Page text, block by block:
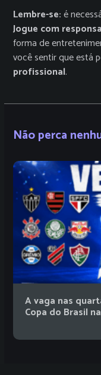
Lembre-se:é
Jogue com
forma de
você sentir que está
profissional.
Não perca
A vaga nas
Copa do Brasil